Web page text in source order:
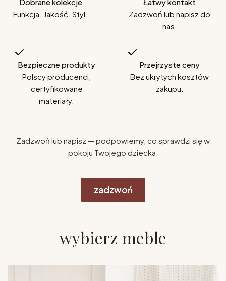
Funkcja. Jakość. Styl.
Zadzwoń lub napisz do
nas.
Bezpieczne produkty
Polscy producenci,
certyfikowane
materiały.
Przejrzyste ceny
Bez ukrytych kosztów
zakupu.
Zadzwoń lub napisz — podpowiemy, co sprawdzi się w
pokoju Twojego dziecka.
zadzwoń
wybierz meble